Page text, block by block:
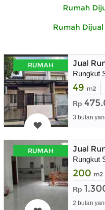
Rumah
Rumah
RUMAH Jual
Rungkut
49 m2
Rp
3 bulan
RUMAH Jual
Rungkut
200 m2
Rp
2 bulan